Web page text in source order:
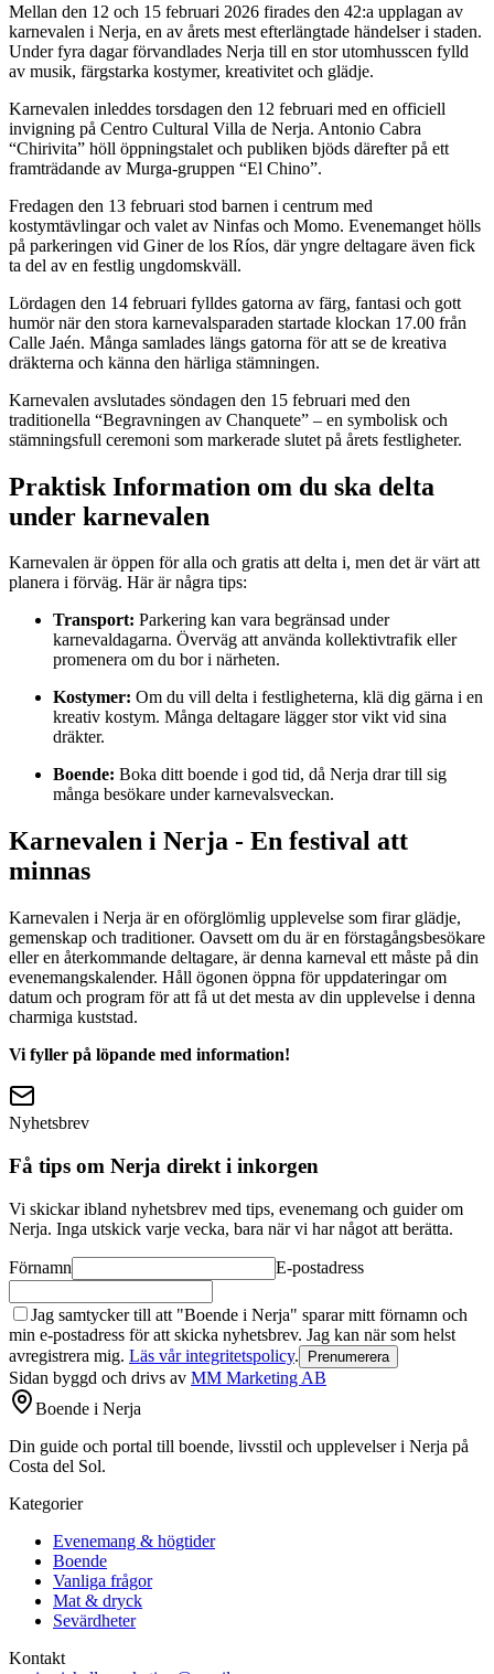
Mellan den 12 och 15 februari 2026 firades den 42:a upplagan av
karnevalen i Nerja, en av årets mest efterlängtade händelser i staden.
Under fyra dagar förvandlades Nerja till en stor utomhusscen fylld
av musik, färgstarka kostymer, kreativitet och glädje.
Karnevalen inleddes torsdagen den 12 februari med en officiell
invigning på Centro Cultural Villa de Nerja. Antonio Cabra
“Chirivita” höll öppningstalet och publiken bjöds därefter på ett
framträdande av Murga-gruppen “El Chino”.
Fredagen den 13 februari stod barnen i centrum med
kostymtävlingar och valet av Ninfas och Momo. Evenemanget hölls
på parkeringen vid Giner de los Ríos, där yngre deltagare även fick
ta del av en festlig ungdomskväll.
Lördagen den 14 februari fylldes gatorna av färg, fantasi och gott
humör när den stora karnevalsparaden startade klockan 17.00 från
Calle Jaén. Många samlades längs gatorna för att se de kreativa
dräkterna och känna den härliga stämningen.
Karnevalen avslutades söndagen den 15 februari med den
traditionella “Begravningen av Chanquete” – en symbolisk och
stämningsfull ceremoni som markerade slutet på årets festligheter.
Praktisk Information om du ska delta
under karnevalen
Karnevalen är öppen för alla och gratis att delta i, men det är värt att
planera i förväg. Här är några tips:
Transport: Parkering kan vara begränsad under
karnevaldagarna. Överväg att använda kollektivtrafik eller
promenera om du bor i närheten.
Kostymer: Om du vill delta i festligheterna, klä dig gärna i en
kreativ kostym. Många deltagare lägger stor vikt vid sina
dräkter.
Boende: Boka ditt boende i god tid, då Nerja drar till sig
många besökare under karnevalsveckan.
Karnevalen i Nerja - En festival att
minnas
Karnevalen i Nerja är en oförglömlig upplevelse som firar glädje,
gemenskap och traditioner. Oavsett om du är en förstagångsbesökare
eller en återkommande deltagare, är denna karneval ett måste på din
evenemangskalender. Håll ögonen öppna för uppdateringar om
datum och program för att få ut det mesta av din upplevelse i denna
charmiga kuststad.
Vi fyller på löpande med information!
Nyhetsbrev
Få tips om Nerja direkt i inkorgen
Vi skickar ibland nyhetsbrev med tips, evenemang och guider om
Nerja. Inga utskick varje vecka, bara när vi har något att berätta.
Förnamn E-postadress
Jag samtycker till att "Boende i Nerja" sparar mitt förnamn och
min e-postadress för att skicka nyhetsbrev. Jag kan när som helst
avregistrera mig. Läs vår integritetspolicy. Prenumerera
Sidan byggd och drivs av MM Marketing AB
Boende i Nerja
Din guide och portal till boende, livsstil och upplevelser i Nerja på
Costa del Sol.
Kategorier
Evenemang & högtider
Boende
Vanliga frågor
Mat & dryck
Sevärdheter
Kontakt